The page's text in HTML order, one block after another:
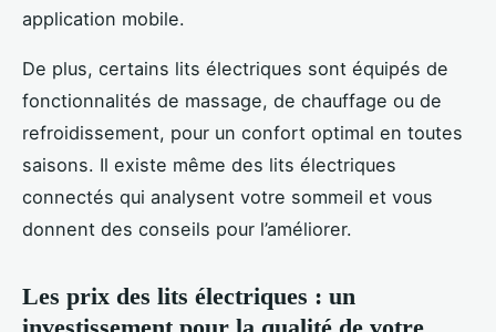
application mobile.
De plus, certains lits électriques sont équipés de
fonctionnalités de massage, de chauffage ou de
refroidissement, pour un confort optimal en toutes
saisons. Il existe même des lits électriques
connectés qui analysent votre sommeil et vous
donnent des conseils pour l’améliorer.
Les prix des lits électriques : un